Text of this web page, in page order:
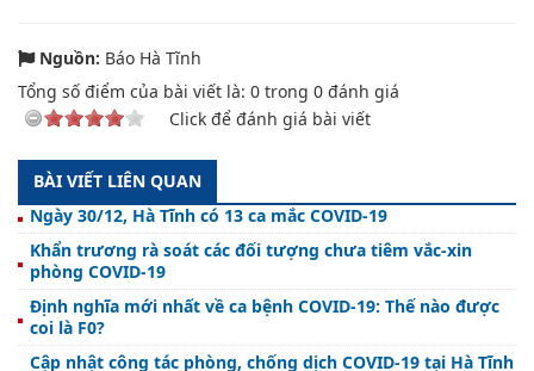
Nguồn: Báo Hà Tĩnh
Tổng số điểm của bài viết là: 0 trong 0 đánh giá
Click để đánh giá bài viết
BÀI VIẾT LIÊN QUAN
Ngày 30/12, Hà Tĩnh có 13 ca mắc COVID-19
Khẩn trương rà soát các đối tượng chưa tiêm vắc-xin
phòng COVID-19
Định nghĩa mới nhất về ca bệnh COVID-19: Thế nào được
coi là F0?
Cập nhật công tác phòng, chống dịch COVID-19 tại Hà Tĩnh